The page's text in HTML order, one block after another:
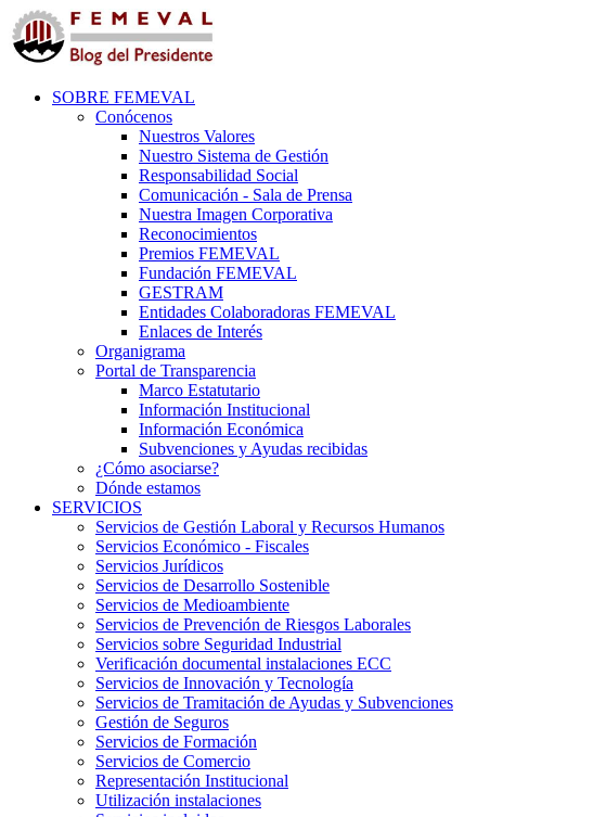
SOBRE FEMEVAL
Conócenos
Nuestros Valores
Nuestro Sistema de Gestión
Responsabilidad Social
Comunicación - Sala de Prensa
Nuestra Imagen Corporativa
Reconocimientos
Premios FEMEVAL
Fundación FEMEVAL
GESTRAM
Entidades Colaboradoras FEMEVAL
Enlaces de Interés
Organigrama
Portal de Transparencia
Marco Estatutario
Información Institucional
Información Económica
Subvenciones y Ayudas recibidas
¿Cómo asociarse?
Dónde estamos
SERVICIOS
Servicios de Gestión Laboral y Recursos Humanos
Servicios Económico - Fiscales
Servicios Jurídicos
Servicios de Desarrollo Sostenible
Servicios de Medioambiente
Servicios de Prevención de Riesgos Laborales
Servicios sobre Seguridad Industrial
Verificación documental instalaciones ECC
Servicios de Innovación y Tecnología
Servicios de Tramitación de Ayudas y Subvenciones
Gestión de Seguros
Servicios de Formación
Servicios de Comercio
Representación Institucional
Utilización instalaciones